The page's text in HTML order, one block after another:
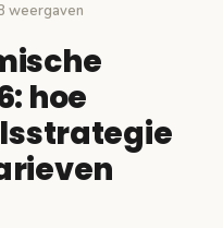
weergaven
hoe